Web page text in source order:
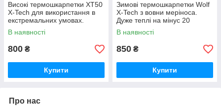
Високі термошкарпетки XT50
X-Tech для використання в
екстремальних умовах.
Температурний режим: від 0
до +25
В наявності
800 ₴
Купити
Зимові термошкарпетки Wolf
X-Tech з вовни меріноса.
Дуже теплі на мінус 20
В наявності
850 ₴
Купити
Про нас